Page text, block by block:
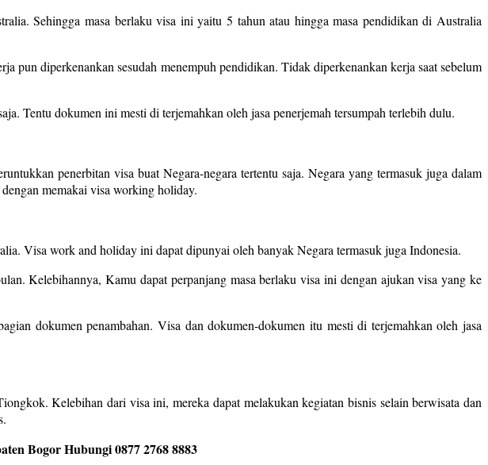
Sehingga masa berlaku visa ini yaitu 5 tahun atau hingga masa pendidikan di Australia
pun diperkenankan sesudah menempuh pendidikan. Tidak diperkenankan kerja saat sebelum
Tentu dokumen ini mesti di terjemahkan oleh jasa penerjemah tersumpah terlebih dulu.
penerbitan visa buat Negara-negara tertentu saja. Negara yang termasuk juga dalam
memakai visa working holiday.
Visa work and holiday ini dapat dipunyai oleh banyak Negara termasuk juga Indonesia.
Kelebihannya, Kamu dapat perpanjang masa berlaku visa ini dengan ajukan visa yang ke
dokumen penambahan. Visa dan dokumen-dokumen itu mesti di terjemahkan oleh jasa
Kelebihan dari visa ini, mereka dapat melakukan kegiatan bisnis selain berwisata dan
Bogor Hubungi 0877 2768 8883